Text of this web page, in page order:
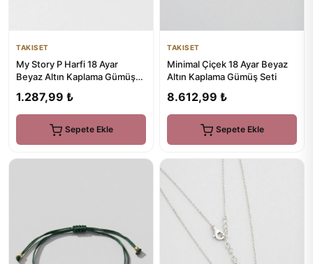
TAKISET
My Story P Harfi 18 Ayar
Beyaz Altın Kaplama Gümüş
1.287,99 ₺
Sepete Ekle
TAKISET
Minimal Çiçek 18 Ayar Beyaz
Altın Kaplama Gümüş Seti
8.612,99 ₺
Sepete Ekle